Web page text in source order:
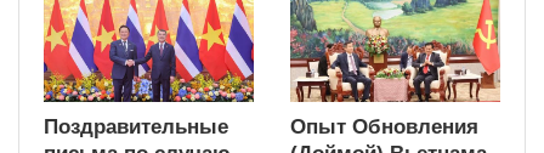
Поздравительные
Опыт Обновления